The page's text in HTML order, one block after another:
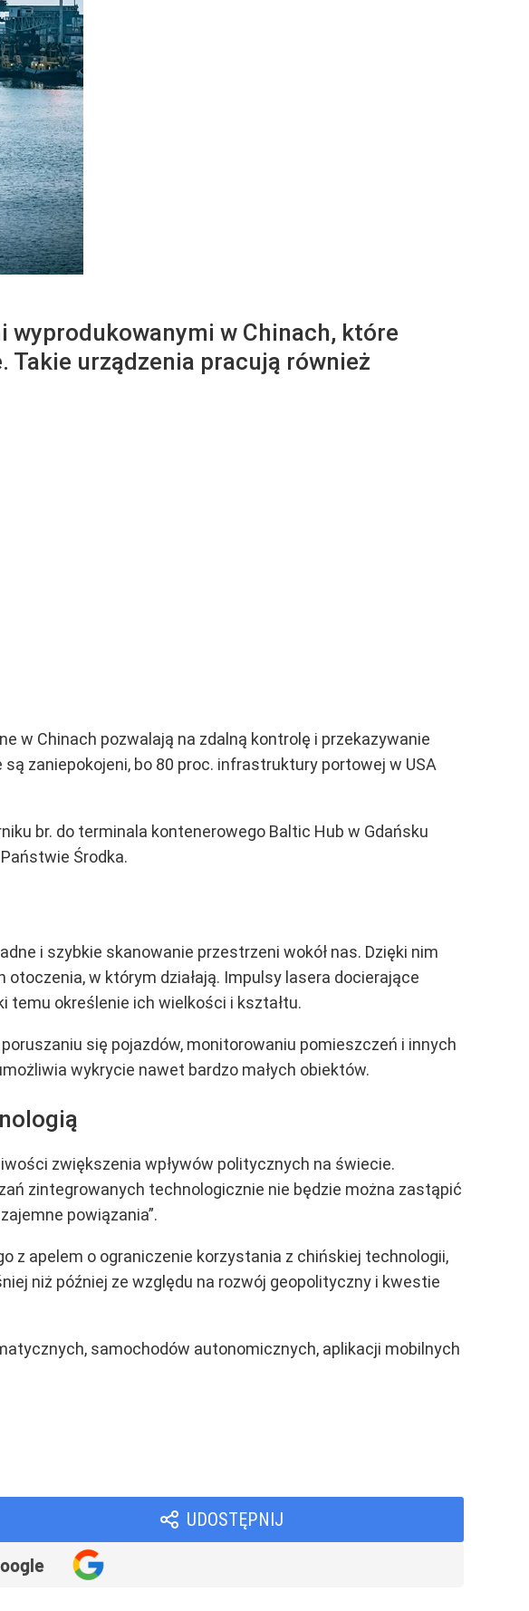
w Chinach, które
Takie urządzenia pracują również
w Chinach pozwalają na zdalną kontrolę i przekazywanie
zaniepokojeni, bo 80 proc. infrastruktury portowej w USA
br. do terminala kontenerowego Baltic Hub w Gdańsku
Środka.
i szybkie skanowanie przestrzeni wokół nas. Dzięki nim
w którym działają. Impulsy lasera docierające
temu określenie ich wielkości i kształtu.
się pojazdów, monitorowaniu pomieszczeń i innych
wykrycie nawet bardzo małych obiektów.
zwiększenia wpływów politycznych na świecie.
zintegrowanych technologicznie nie będzie można zastąpić
powiązania”.
z apelem o ograniczenie korzystania z chińskiej technologii,
niż później ze względu na rozwój geopolityczny i kwestie
samochodów autonomicznych, aplikacji mobilnych
UDOSTĘPNIJ